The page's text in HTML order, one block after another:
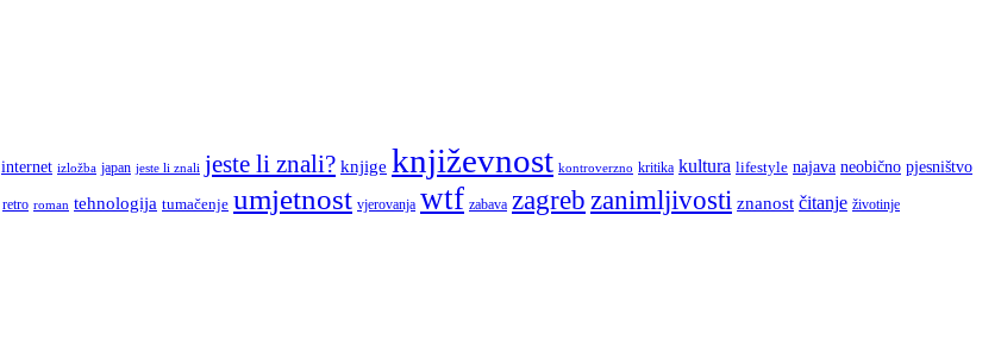
internet izložba japan jeste li znali jeste li znali? knjige književnost kontroverzno kritika kultura lifestyle najava neobično pjesništvo
retro roman tehnologija tumačenje umjetnost vjerovanja wtf zabava zagreb zanimljivosti znanost čitanje životinje